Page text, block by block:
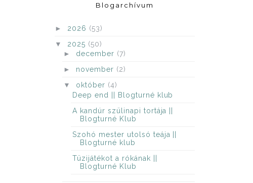
Blogarchívum
► 2026 (53)
▼ 2025 (50)
► december (7)
► november (2)
▼ október (4)
Deep end || Blogturné klub
A kandúr szülinapi tortája ||
Blogturné Klub
Szohó mester utolsó teája ||
Blogturné klub
Tüzijátékot a rókának ||
Blogturné Klub